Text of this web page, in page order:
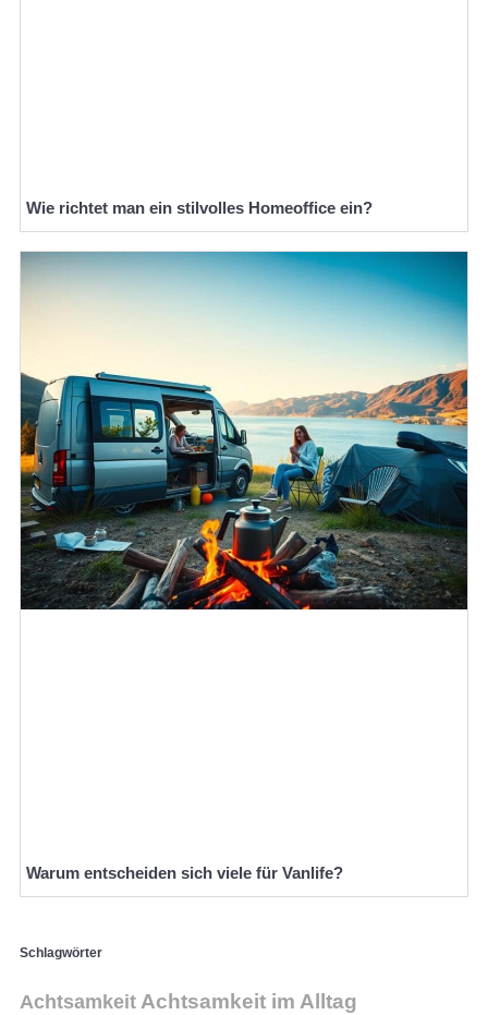
Wie richtet man ein stilvolles Homeoffice ein?
Warum entscheiden sich viele für Vanlife?
Schlagwörter
Achtsamkeit Achtsamkeit im Alltag